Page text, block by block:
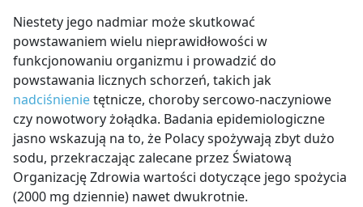
Niestety jego nadmiar może skutkować
powstawaniem wielu nieprawidłowości w
funkcjonowaniu organizmu i prowadzić do
powstawania licznych schorzeń, takich jak
nadciśnienietętnicze, choroby sercowo-naczyniowe
czy nowotwory żołądka. Badania epidemiologiczne
jasno wskazują na to, że Polacy spożywają zbyt dużo
sodu, przekraczając zalecane przez Światową
Organizację Zdrowia wartości dotyczące jego spożycia
(2000 mg dziennie) nawet dwukrotnie.